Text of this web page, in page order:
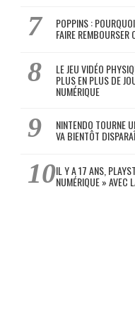
POPPINS :
FAIRE REMBOURSER
LE JEU VIDÉO
PLUS EN PLUS DE
NUMÉRIQUE
NINTENDO TOURNE
VA BIENTÔT
IL Y A 17 ANS,
NUMÉRIQUE » AVEC